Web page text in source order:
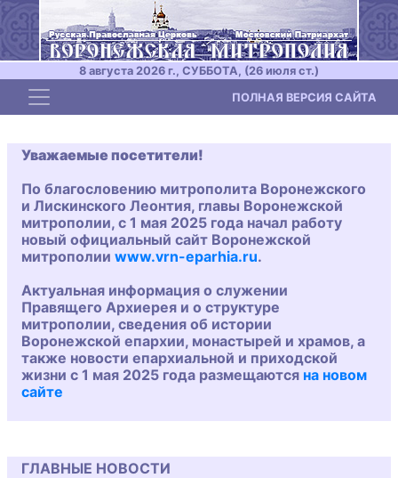
8 августа 2026 г., СУББОТА, (26 июля ст.)
Toggle navigation ПОЛНАЯ ВЕРСИЯ САЙТА
Уважаемые посетители!
По благословению митрополита Воронежского
и Лискинского Леонтия, главы Воронежской
митрополии, с 1 мая 2025 года начал работу
новый официальный сайт Воронежской
митрополии www.vrn-eparhia.ru.
Актуальная информация о служении
Правящего Архиерея и о структуре
митрополии, сведения об истории
Воронежской епархии, монастырей и храмов, а
также новости епархиальной и приходской
жизни с 1 мая 2025 года размещаются на новом
сайте
ГЛАВНЫЕ НОВОСТИ